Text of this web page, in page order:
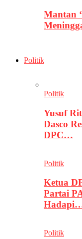
Mantan
Politik
Politik
Yusuf
Dasco
DPC…
Politik
Ketua
Partai
Politik